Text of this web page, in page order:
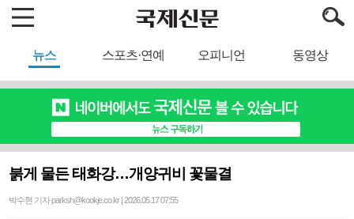
뉴스 스포츠·연예 오피니언 동영상
붉게 물든 태화강…개양귀비 꽃물결
박수현 기자 parksh@kookje.co.kr | 2026.05.17 07:55